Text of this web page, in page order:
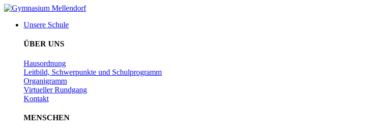
Zum
wechselnUnsere Schule
ÜBER UNS
Hausordnung
Leitbild, Schwerpunkte und Schulprogramm
Organigramm
Virtueller Rundgang
Kontakt
MENSCHEN